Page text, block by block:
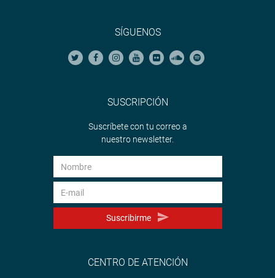
SÍGUENOS
SUSCRIPCIÓN
Suscríbete con tu correo a
nuestro newsletter.
Suscribirme
CENTRO DE ATENCIÓN